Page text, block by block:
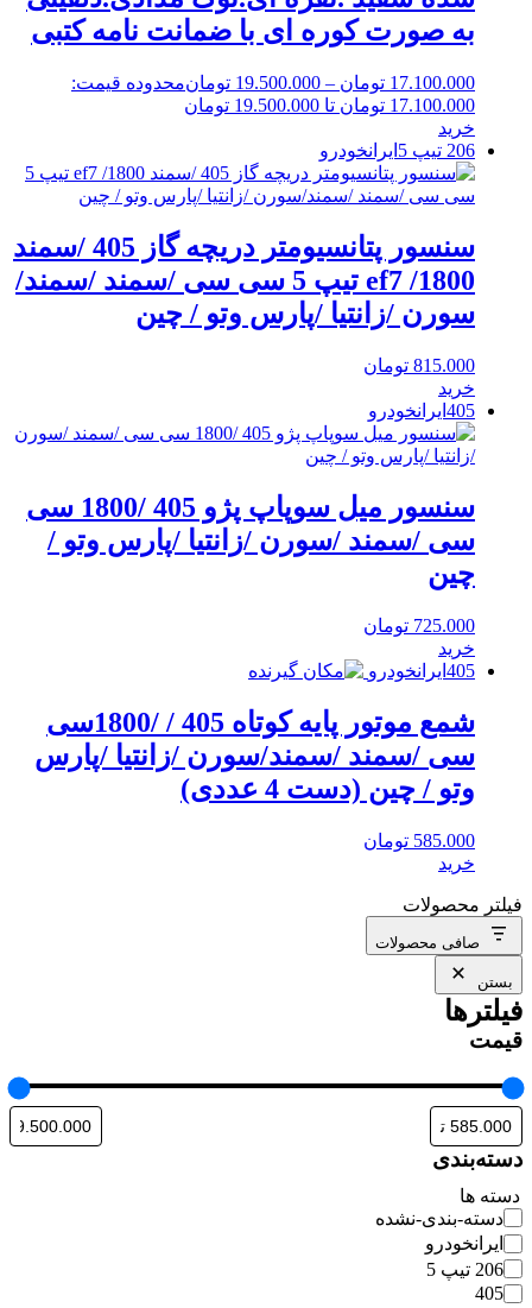
به صورت کوره ای با ضمانت نامه کتبی
17.100.000 تومان –
19.500.000 تومانمحدوده قیمت:
17.100.000 تومان تا 19.500.000 تومان
خرید
206 تیپ 5
ایرانخودرو
سنسور پتانسیومتر دریچه گاز 405 /سمند
ef7 /1800 تیپ 5 سی سی /سمند /سمند/
سورن /زانتیا /پارس وتو / چین
815.000 تومان
خرید
405 ایرانخودرو
سنسور میل سوپاپ پژو 405 /1800 سی
سی /سمند /سورن /زانتیا /پارس وتو /
چین
725.000 تومان
خرید
405 ایرانخودرو
شمع موتور پایه کوتاه 405 / /1800سی
سی /سمند /سمند/سورن /زانتیا /پارس
وتو / چین (دست 4 عددی)
585.000 تومان
خرید
فیلتر محصولات
صافی محصولات
بستن
فیلترها
قیمت
دسته‌بندی
دسته ها
دسته-بندی-نشده
ایرانخودرو
206 تیپ 5
405